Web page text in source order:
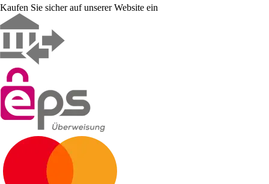
Kaufen Sie sicher auf unserer Website ein